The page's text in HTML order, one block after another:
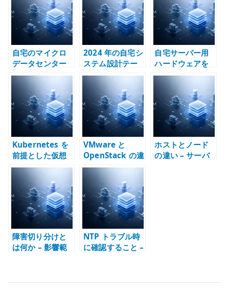
r
自宅のマイクロ
データセンター
とは何か –
Home Lab をイ
ンフラ設計の実
験場にする
2024 年の自宅シ
ステム設計テー
マ – デュアルス
タック、仮想
化、構成管理
自宅サーバー用
ハードウェアを
どう選ぶか – 小
型ベアボーンで
KVM 基盤を作る
Kubernetes を
前提とした仮想
化アーキテクチ
ャ – VM とコン
テナの責務を分
ける
VMware と
OpenStack の違
い – 仮想化基盤
とクラウド基盤
を同じものとし
て扱わない
ホストとノード
の違い – サーバ
障害切り分けと
は何か – 影響範
NTP トラブル時
に確認すること –
timesyncd の整